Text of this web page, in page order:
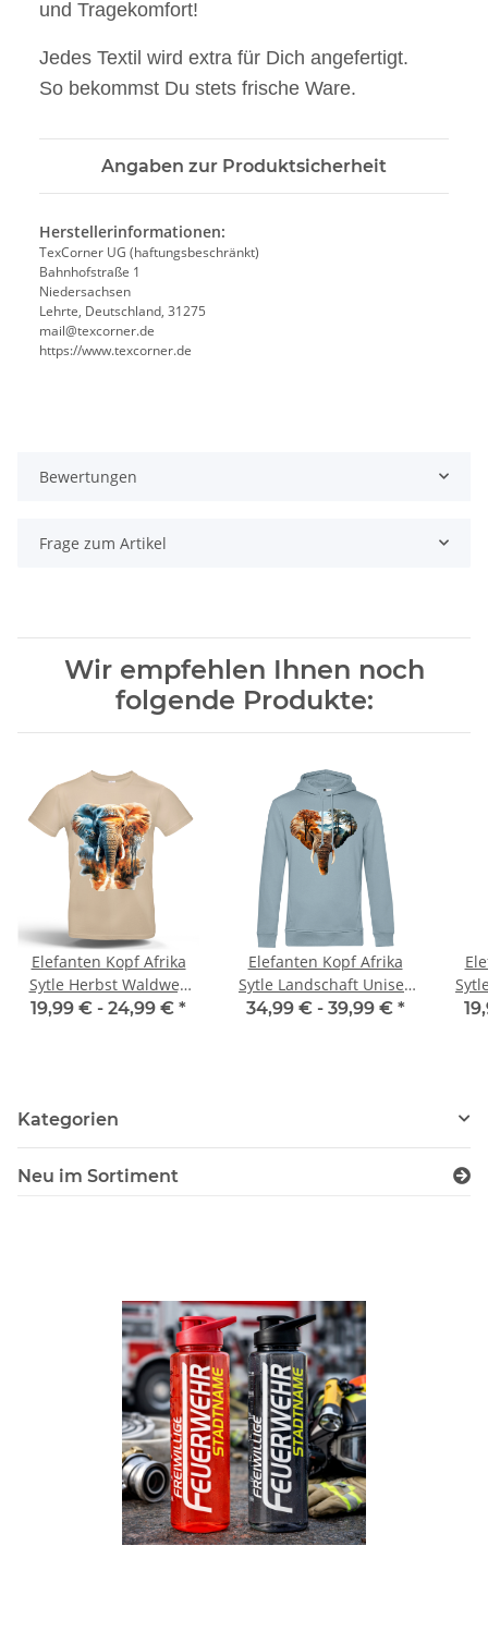
und Tragekomfort!
Jedes Textil wird extra für Dich angefertigt.
So bekommst Du stets frische Ware.
Angaben zur Produktsicherheit
Herstellerinformationen:
TexCorner UG (haftungsbeschränkt)
Bahnhofstraße 1
Niedersachsen
Lehrte, Deutschland, 31275
mail@texcorner.de
https://www.texcorner.de
Bewertungen
Frage zum Artikel
Wir empfehlen Ihnen noch
folgende Produkte:
Elefanten Kopf Afrika
Sytle Herbst Waldweg
Unisex Premium T-Shirt
19,99 € - 24,99 € *
Elefanten Kopf Afrika
Sytle Landschaft Unisex
Premium Hoodie
34,99 € - 39,99 € *
Sytle
Kategorien
Neu im Sortiment